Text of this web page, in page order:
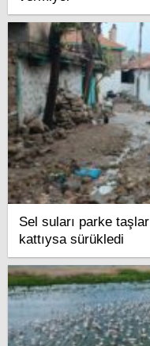
Sel suları parke
kattıysa sürükledi